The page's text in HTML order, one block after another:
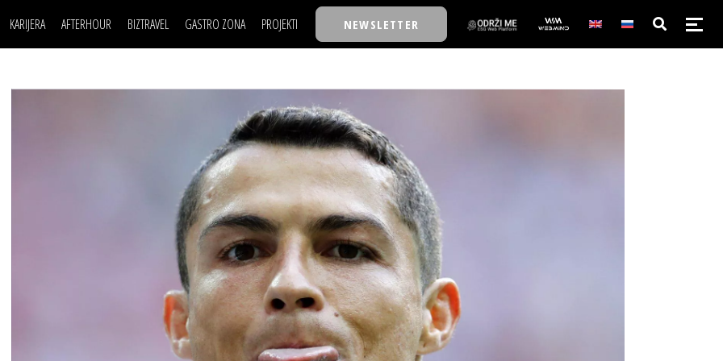
KARIJERA AFTERHOUR BIZTRAVEL GASTRO ZONA PROJEKTI
TASTY TALKS
30 ISPOD 30
BACK TO OFFICE/SCHOOL
BIZBENDOVI
BIZKOLEGIJUM
BMW BIZNIS LIGA
BIZLIFE WEEK
IZJAVA GODINE
NEWSLETTER
POSAO
MOJ UGAO
FILM I SCENA
AUTO SVET
NAJKOLEGA
30 ISPOD 30
BACK TO OFFICE/SCHOOL
BIZBENDOVI
BIZKOLEGIJUM
BMW BIZNIS LIGA
BIZLIFE WEEK
IZJAVA GODINE